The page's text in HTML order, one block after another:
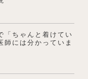
「ちゃんと着けてい
師には分かっていま